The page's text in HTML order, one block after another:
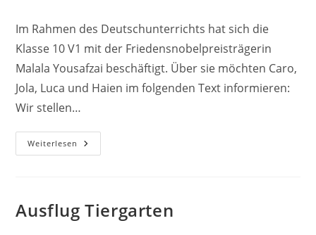
Im Rahmen des Deutschunterrichts hat sich die
Klasse 10 V1 mit der Friedensnobelpreisträgerin
Malala Yousafzai beschäftigt. Über sie möchten Caro,
Jola, Luca und Haien im folgenden Text informieren:
Wir stellen…
Weiterlesen Malala
Yousafzai
Frieden
Ausflug Tiergarten